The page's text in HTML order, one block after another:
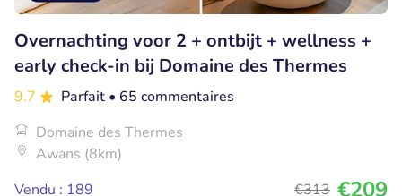
Overnachting voor 2 + ontbijt + wellness +
early check-in bij Domaine des Thermes
9.7 Parfait • 65 commentaires
Domaine des Thermes
Awans (8km)
Vendu : 189
€313 €209